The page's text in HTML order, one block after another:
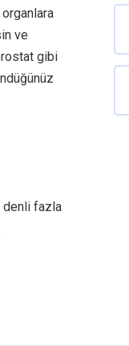
ve
gibi
denli fazla